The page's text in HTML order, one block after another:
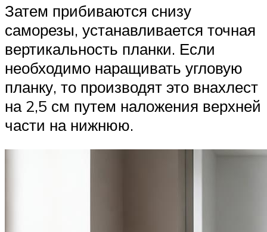
Затем прибиваются снизу
саморезы, устанавливается точная
вертикальность планки. Если
необходимо наращивать угловую
планку, то производят это внахлест
на 2,5 см путем наложения верхней
части на нижнюю.